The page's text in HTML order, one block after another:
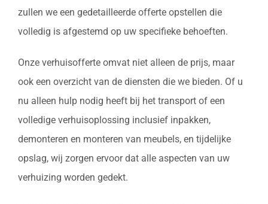
zullen we een gedetailleerde offerte opstellen die
volledig is afgestemd op uw specifieke behoeften.
Onze verhuisofferte omvat niet alleen de prijs, maar
ook een overzicht van de diensten die we bieden. Of u
nu alleen hulp nodig heeft bij het transport of een
volledige verhuisoplossing inclusief inpakken,
demonteren en monteren van meubels, en tijdelijke
opslag, wij zorgen ervoor dat alle aspecten van uw
verhuizing worden gedekt.